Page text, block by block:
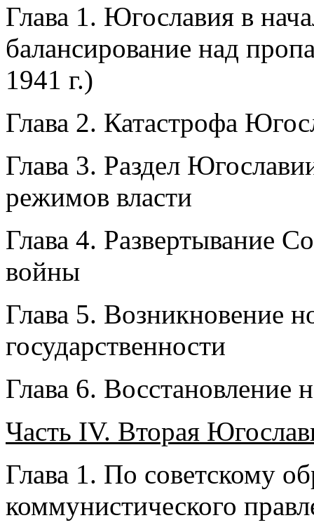
Глава 1. Югославия в
балансирование над
1941 г.)
Глава 2. Катастрофа
Глава 3. Раздел
режимов власти
Глава 4. Развертывание
войны
Глава 5. Возникновение
государственности
Глава 6. Восстановление
Часть IV. Вторая
Глава 1. По советскому
коммунистического